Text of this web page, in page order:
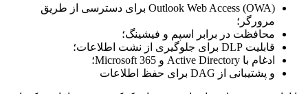
Outlook Web Access (OWA) برای دسترسی از طریق
مرورگر؛
محافظت در برابر اسپم و فیشینگ؛
قابلیت DLP برای جلوگیری از نشت اطلاعات؛
ادغام با Active Directory و Microsoft 365؛
و پشتیبانی از DAG برای حفظ اطلاعات